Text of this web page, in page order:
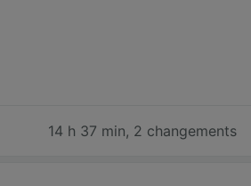
14 h 37 min, 2 changements